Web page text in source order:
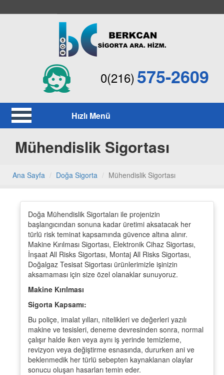
575-2609
0(216)
Hızlı Menü
Mühendislik Sigortası
Ana Sayfa Doğa Sigorta Mühendislik Sigortası
Doğa Mühendislik Sigortaları ile projenizin
başlangıcından sonuna kadar üretimi aksatacak her
türlü risk teminat kapsamında güvence altına alınır.
Makine Kırılması Sigortası, Elektronik Cihaz Sigortası,
İnşaat All Risks Sigortası, Montaj All Risks Sigortası,
Doğalgaz Tesisat Sigortası ürünlerimizle işinizin
aksamaması için size özel olanaklar sunuyoruz.
Makine Kırılması
Sigorta Kapsamı:
Bu poliçe, imalat yılları, nitelikleri ve değerleri yazılı
makine ve tesisleri, deneme devresinden sonra, normal
çalışır halde iken veya aynı iş yerinde temizleme,
revizyon veya değiştirme esnasında, dururken ani ve
beklenmedik her türlü sebepten kaynaklanan olaylar
sonucu oluşan hasarları temin eder.